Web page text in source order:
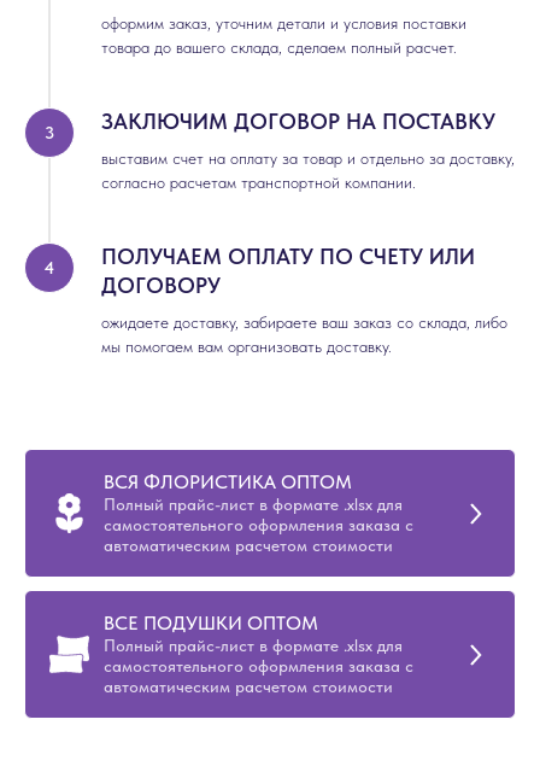
оформим заказ, уточним детали и условия поставки
товара до вашего склада, сделаем полный расчет.
ЗАКЛЮЧИМ ДОГОВОР НА ПОСТАВКУ
выставим счет на оплату за товар и отдельно за доставку,
согласно расчетам транспортной компании.
ПОЛУЧАЕМ ОПЛАТУ ПО СЧЕТУ ИЛИ
ДОГОВОРУ
ожидаете доставку, забираете ваш заказ со склада, либо
мы помогаем вам организовать доставку.
ВСЯ ФЛОРИСТИКА ОПТОМ
Полный прайс-лист в формате .xlsx для
самостоятельного оформления заказа с
автоматическим расчетом стоимости
ВСЕ ПОДУШКИ ОПТОМ
Полный прайс-лист в формате .xlsx для
самостоятельного оформления заказа с
автоматическим расчетом стоимости